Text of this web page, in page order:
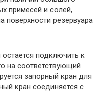
примесей и солей,
резервуара
подключить к
на соответствующий
запорный кран для
кран соединяется с